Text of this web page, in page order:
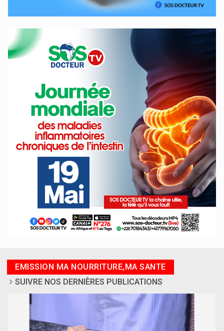
EMISSION MA NOURRITURE,MA SANTE
SUIVRE NOS DERNIÈRES PUBLICATIONS